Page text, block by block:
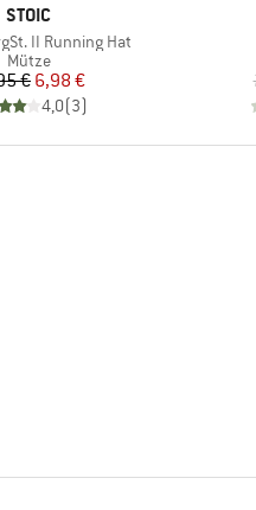
MARKE
STOIC
II Running Hat
Produktgruppe
Mütze
Preis
€reduzierter Preis
6,98 €
4,0(3)